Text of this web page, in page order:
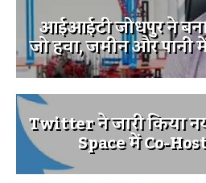
आईआईटी जोधपुर ने
जो हवा, जमीन और
Twitter ने जारी किया
Space में Co-